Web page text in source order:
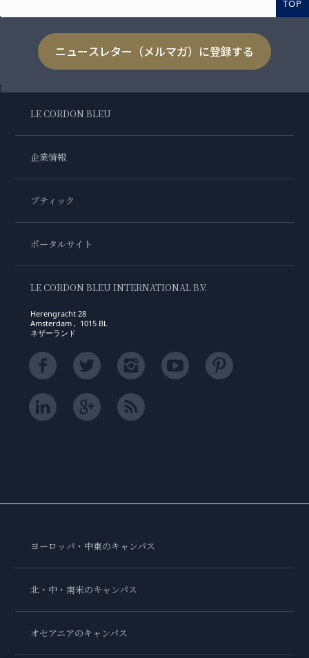
TOP
ニュースレター（メルマガ）に登録する
LE CORDON BLEU
企業情報
ブティック
ポータルサイト
LE CORDON BLEU INTERNATIONAL B.V.
Herengracht 28
Amsterdam , 1015 BL
ネザーランド
ヨーロッパ・中東のキャンパス
北・中・南米のキャンパス
オセアニアのキャンパス